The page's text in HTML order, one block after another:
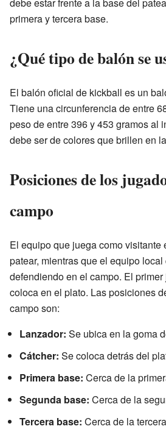
primera y tercera base.
¿Qué tipo de balón se
El balón oficial de kickball es un
Tiene una circunferencia de entre
peso de entre 396 y 453 gramos al
debe ser de colores que brillen en
Posiciones de los
campo
El equipo que juega como visitante
patear, mientras que el equipo
defendiendo en el campo. El
coloca en el plato. Las posiciones
campo son:
Lanzador: Se ubica en la goma
Cátcher: Se coloca detrás del
Primera base: Cerca de la
Segunda base: Cerca de la
Tercera base: Cerca de la